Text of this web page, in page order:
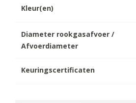
Kleur(en)
Diameter rookgasafvoer /
Afvoerdiameter
Keuringscertificaten